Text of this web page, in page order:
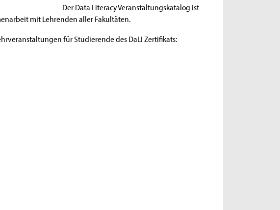
Der Data Literacy Veranstaltungskatalog ist
mit Lehrenden aller Fakultäten.
für Studierende des DaLI Zertifikats: